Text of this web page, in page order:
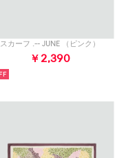
スカーフ .-- JUNE （ピンク）
￥2,390